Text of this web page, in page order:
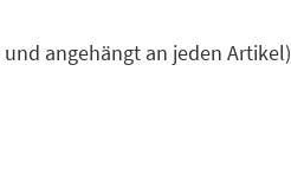
angehängt an jeden Artikel)